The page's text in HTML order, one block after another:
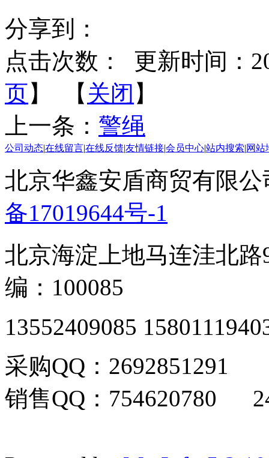
分享到：
点击次数：
更新时间：
页】 【 关闭 】
上一条： 警绳
公司动态|在线留言|在线反馈|友情链接|会员中心|站内搜索|网站
北京华鑫安盾商贸有限
备17019644号-1
北京海淀上地马连洼北
编：100085
13552409085
采购QQ：2692851291
销售QQ：754620780